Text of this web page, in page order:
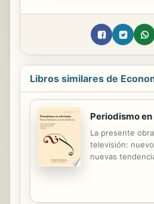
Libros similares de
Periodismo
La presente
televisión:
nuevas
tales como:
hibridaciones